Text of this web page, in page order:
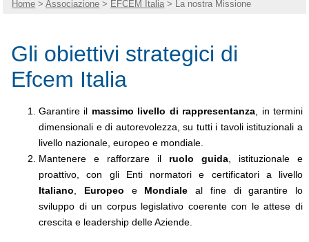
Home >Associazione > EFCEM Italia > La nostra Missione
Gli obiettivi strategici di
Efcem Italia
Garantire il massimo livello di rappresentanza , in termini
dimensionali e di autorevolezza, su tutti i tavoli istituzionali a
livello nazionale, europeo e mondiale.
Mantenere e rafforzare il ruolo guida , istituzionale e
proattivo, con gli Enti normatori e certificatori a livello
Italiano
Europeo e Mondiale al fine di garantire lo
sviluppo di un corpus legislativo coerente con le attese di
crescita e leadership delle Aziende.